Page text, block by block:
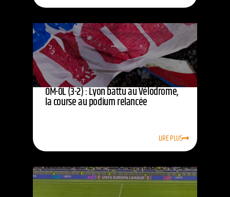
OM-OL (3-2) : Lyon battu au Vélodrome,
la course au podium relancée
LIRE PLUS